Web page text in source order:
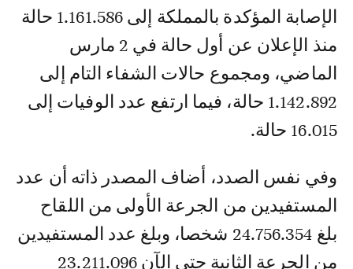
الإصابة المؤكدة بالمملكة إلى 1.161.586 حالة
منذ الإعلان عن أول حالة في 2 مارس
الماضي، ومجموع حالات الشفاء التام إلى
1.142.892 حالة، فيما ارتفع عدد الوفيات إلى
16.015 حالة.
وفي نفس الصدد، أضاف المصدر ذاته أن عدد
المستفيدين من الجرعة الأولى من اللقاح
بلغ 24.756.354 شخصا، وبلغ عدد المستفيدين
من الجرعة الثانية حتى الآن 23.211.096